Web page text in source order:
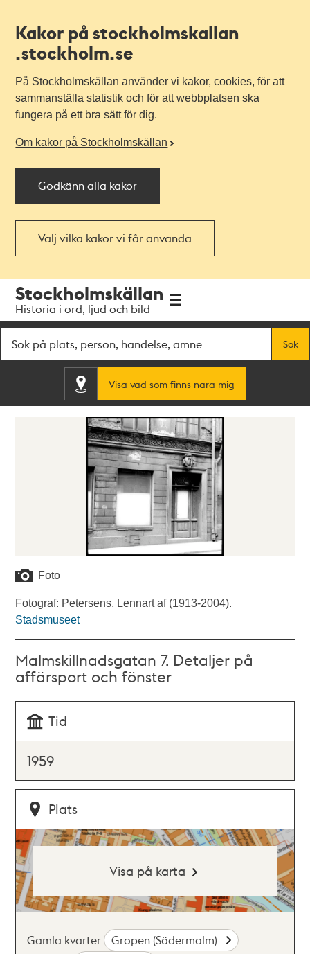
Kakor på stockholmskallan
.stockholm.se
På Stockholmskällan använder vi kakor, cookies, för att
sammanställa statistik och för att webbplatsen ska
fungera på ett bra sätt för dig.
Om kakor på Stockholmskällan
Godkänn alla kakor
Välj vilka kakor vi får använda
navigationen
huvudinnehållet
Stockholmskällan
Historia i ord, ljud och bild
Sök
Visa vad som finns nära mig
Foto
Fotograf: Petersens, Lennart af (1913-2004).
Stadsmuseet
Malmskillnadsgatan 7. Detaljer på
affärsport och fönster
Tid
1959
Plats
Visa på karta
Gamla kvarter: Gropen (Södermalm)